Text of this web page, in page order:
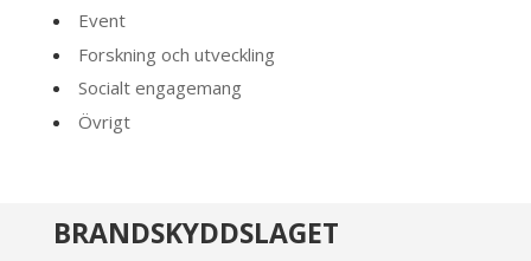
Event
Forskning och utveckling
Socialt engagemang
Övrigt
BRANDSKYDDSLAGET